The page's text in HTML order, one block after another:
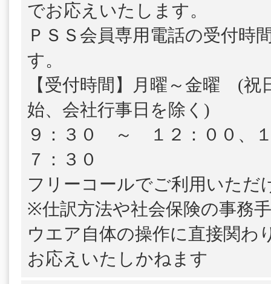
でお応えいたします。
ＰＳＳ会員専用電話の受付時
す。
【受付時間】月曜～金曜 (祝
始、会社行事日を除く)
９：３０ ～ １２：００、
７：３０
フリーコールでご利用いただ
※仕訳方法や社会保険の事務
ウエア自体の操作に直接関わ
お応えいたしかねます